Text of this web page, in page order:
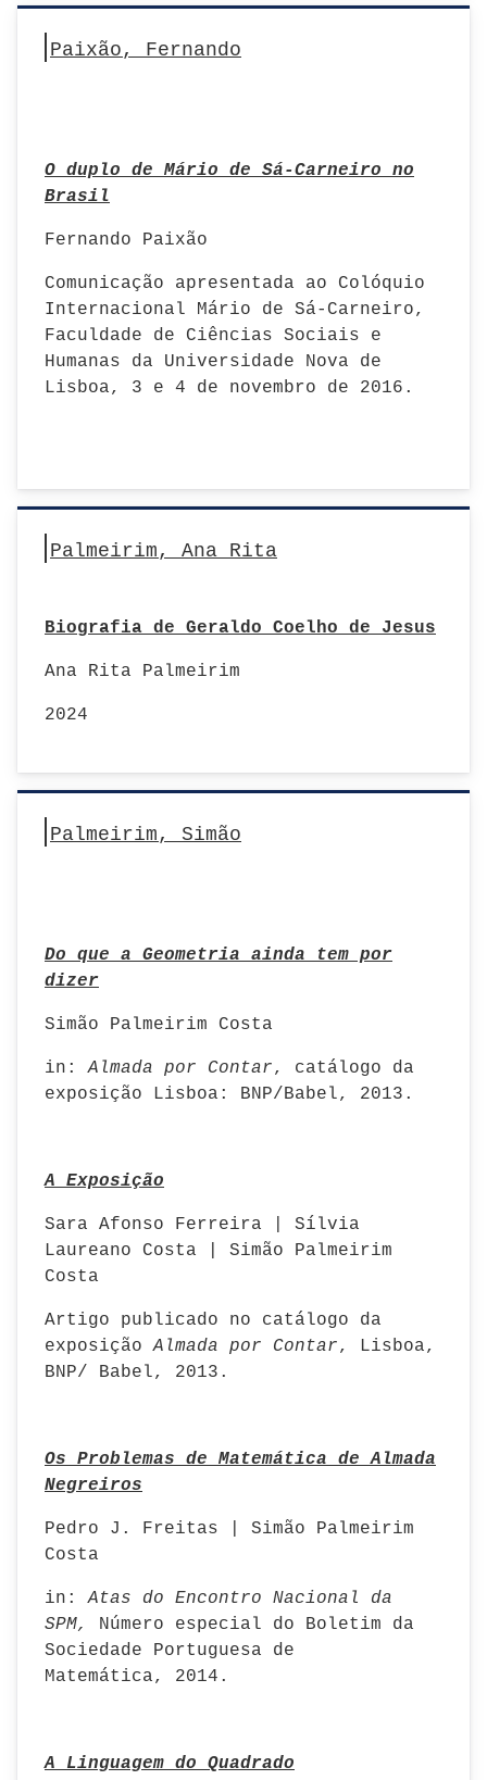
Paixão, Fernando
O duplo de Mário de Sá-Carneiro no
Brasil
Fernando Paixão
Comunicação apresentada ao Colóquio
Internacional Mário de Sá-Carneiro,
Faculdade de Ciências Sociais e
Humanas da Universidade Nova de
Lisboa, 3 e 4 de novembro de 2016.
Palmeirim, Ana Rita
Biografia de Geraldo Coelho de Jesus
Ana Rita Palmeirim
2024
Palmeirim, Simão
Do que a Geometria ainda tem por
dizer
Simão Palmeirim Costa
in: Almada por Contar, catálogo da
exposição Lisboa: BNP/Babel, 2013.
A Exposição
Sara Afonso Ferreira | Sílvia
Laureano Costa | Simão Palmeirim
Costa
Artigo publicado no catálogo da
exposiçãoAlmada por Contar, Lisboa,
BNP/ Babel, 2013.
Os Problemas de Matemática de Almada
Negreiros
Pedro J. Freitas | Simão Palmeirim
Costa
in:Atas do Encontro Nacional da
SPM,
Número especial do Boletim da
Sociedade Portuguesa de
Matemática,
2014.
A Linguagem do Quadrado